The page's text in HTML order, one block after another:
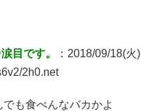
目です。
：2018/09/18(火)
2h0.net
も食べんなバカかよ